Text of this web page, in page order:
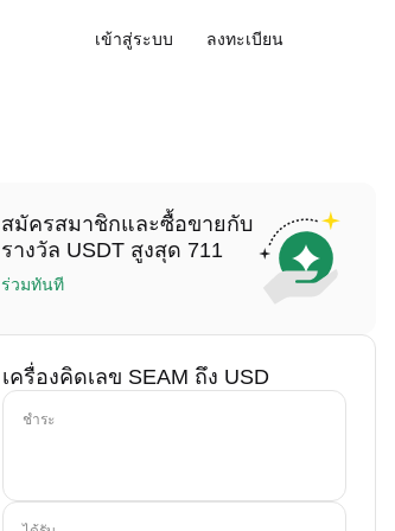
เข้าสู่ระบบ ลงทะเบียน
สมัครสมาชิกและซื้อขายกับ
รางวัล USDT สูงสุด 711
ร่วมทันที
เครื่องคิดเลข SEAM ถึง USD
ชำระ